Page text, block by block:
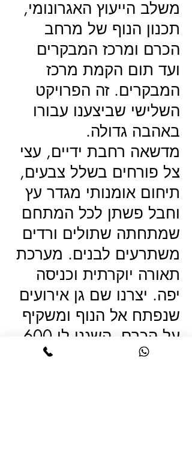
משלב הייעוץ האגרונומי,
תכנון הנוף של מרחב
הכרם ומרכז המבקרים
ועד תום הקמת מרכז
המבקרים. זה הפרויקט
השלישי שביצענו עבורו
באהבה גדולה.
מדשאה רחבת ידיים, עצי
צל פורחים בשלל צבעים,
תיחום אומנותי מגדר עץ
וחבל פשתן לכל המתחם
שמתחתה שתולים ורדים
משתרעים לבנים. מערכת
תאורה יוקרתית וכניסה
יפה. יצרנו שם גן אירועים
שנפתח אל הנוף ומשקיף
על הכרם. השגנו לו 600
שתילים נדירים של ענבי